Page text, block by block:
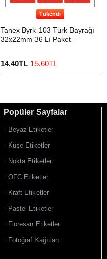
Tükendi
Tanex Byrk-103 Türk Bayrağı
32x22mm 36 Lı Paket
14,40TL 15,60TL
Popüler Sayfalar
Beyaz Etiketler
Kuşe Etiketler
Nokta Etiketler
OFC Etiketler
Kraft Etiketler
Pastel Etiketler
Floresan Etiketler
Fotoğraf Kağıtları